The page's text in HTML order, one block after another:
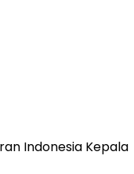
Indonesia Kepala